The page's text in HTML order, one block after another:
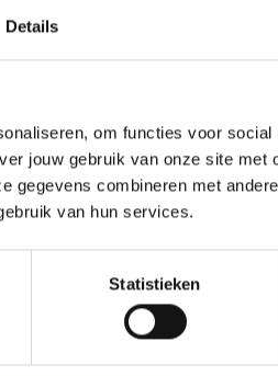
Details
om functies voor social
jouw gebruik van onze site met
gegevens combineren met
van hun services.
Statistieken
Hatha